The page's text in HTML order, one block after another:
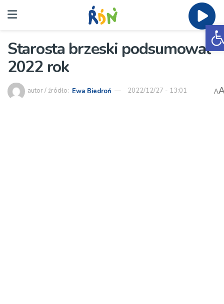
Starosta brzeski podsumował
2022 rok
autor / źródło: Ewa Biedroń 2022/12/27 - 13:01 A